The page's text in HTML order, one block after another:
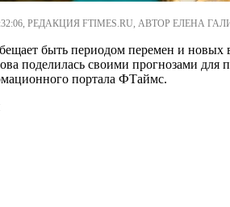
РЕДАКЦИЯ FTIMES.RU, АВТОР ЕЛЕНА
быть периодом перемен и новых
поделилась своими прогнозами для
портала ФТаймс.